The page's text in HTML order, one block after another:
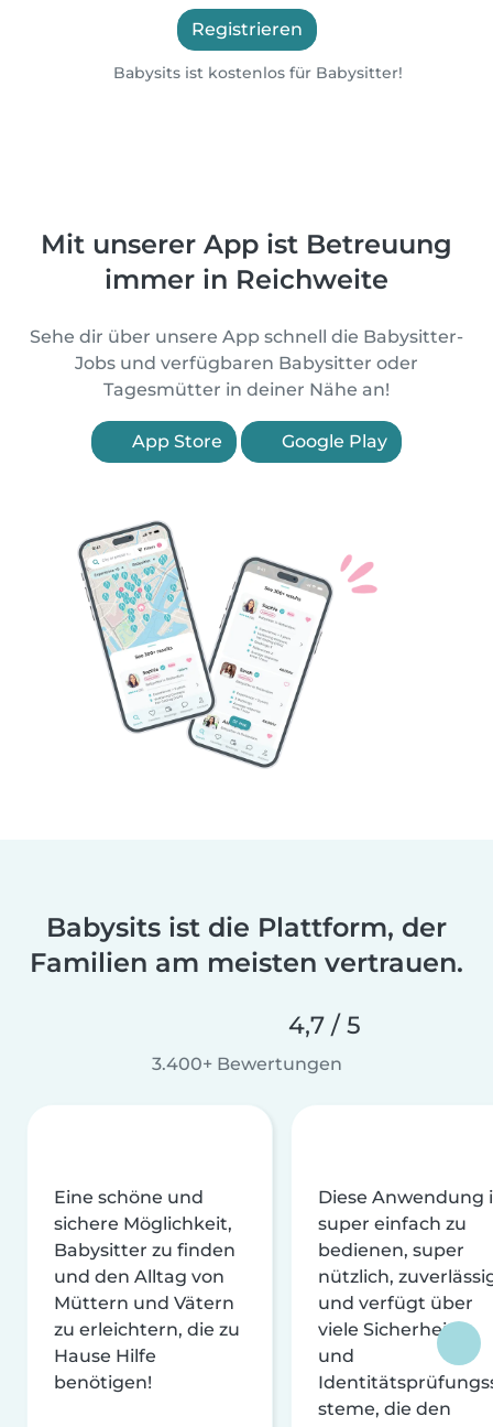
Registrieren
Babysits ist kostenlos für Babysitter!
Mit unserer App ist Betreuung
immer in Reichweite
Sehe dir über unsere App schnell die Babysitter-
Jobs und verfügbaren Babysitter oder
Tagesmütter in deiner Nähe an!
App Store Google Play
Babysits ist die Plattform, der
Familien am meisten vertrauen.
4,7 / 5
3.400+ Bewertungen
Eine schöne und
sichere Möglichkeit,
Babysitter zu finden
und den Alltag von
Müttern und Vätern
zu erleichtern, die zu
Hause Hilfe
benötigen!
Diese Anwendung
super einfach zu
bedienen, super
nützlich,
und verfügt über
viele Sicherheits-
und
steme, die den